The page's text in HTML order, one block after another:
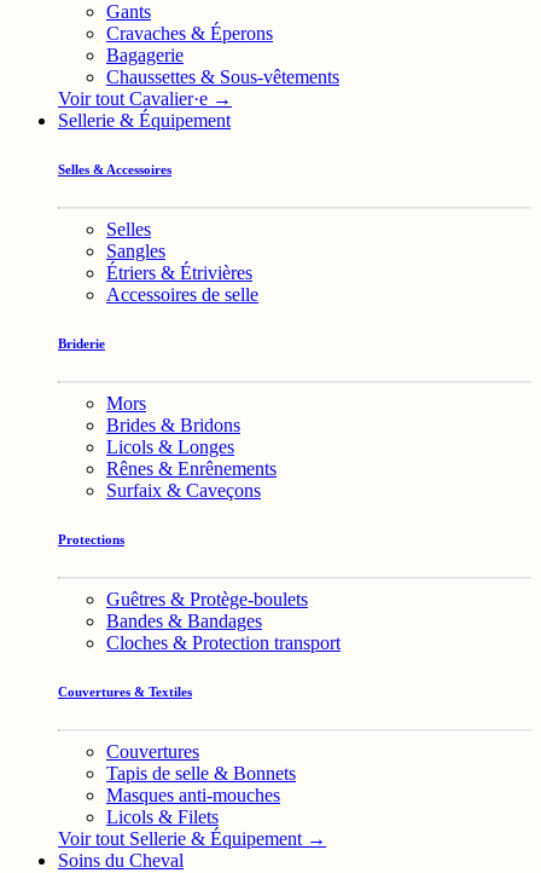
Gants
Cravaches & Éperons
Bagagerie
Chaussettes & Sous-vêtements
Voir tout Cavalier·e →
Sellerie & Équipement
Selles & Accessoires
Selles
Sangles
Étriers & Étrivières
Accessoires de selle
Briderie
Mors
Brides & Bridons
Licols & Longes
Rênes & Enrênements
Surfaix & Caveçons
Protections
Guêtres & Protège-boulets
Bandes & Bandages
Cloches & Protection transport
Couvertures & Textiles
Couvertures
Tapis de selle & Bonnets
Masques anti-mouches
Licols & Filets
Voir tout Sellerie & Équipement →
Soins du Cheval